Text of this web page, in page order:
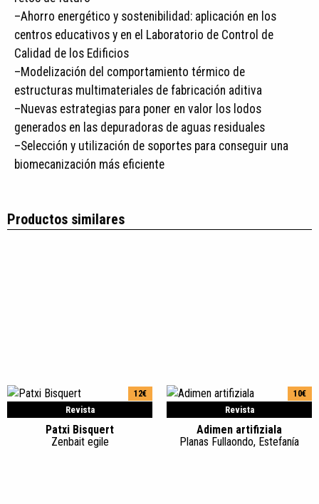
–Ahorro energético y sostenibilidad: aplicación en los
centros educativos y en el Laboratorio de Control de
Calidad de los Edificios
–Modelización del comportamiento térmico de
estructuras multimateriales de fabricación aditiva
–Nuevas estrategias para poner en valor los lodos
generados en las depuradoras de aguas residuales
–Selección y utilización de soportes para conseguir una
biomecanización más eficiente
Productos similares
Revista
12€
Patxi Bisquert
Zenbait egile
Revista
10€
Adimen artifiziala
Planas Fullaondo, Estefanía